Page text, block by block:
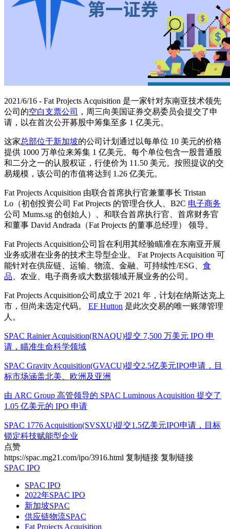
2021/6/16 - Fat Projects Acquisition 是一家针对东南亚技术领先
公司的空白支票公司
，周三向美国证券交易委员会提交了申
请，以在首次公开募股中筹集至多 1 亿美元。
这家总部位于新加坡的公司计划通过以每单位 10 美元的价格
提供 1000 万单位来筹集 1 亿美元。每个单位包含一股普通股
和二分之一的认股权证，行使价为 11.50 美元。按照提议的交
易规模，该公司的市值将达到 1.26 亿美元。
Fat Projects Acquisition 由联合首席执行官兼董事长 Tristan
Lo（初创投资公司 Fat Projects 的管理合伙人、B2C 电子商务
公司 Mums.sg 的创始人）、和联合首席执行官、首席财务官
和董事 David Andrada（Fat Projects 的董事总经理） 领导。
Fat Projects Acquisition公司旨在利用其经验瞄准在东南亚开展
业务或潜在业务的技术主导型企业。 Fat Projects Acquisition 可
能针对在供应链、运输、物流、金融、可持续性/ESG、 食
品 、农业、电子商务或大数据领域开展业务的公司。
Fat Projects Acquisition公司成立于 2021 年，计划在纳斯达克上
市，但尚未选定代码。 EF Hutton 是此次交易的唯一账簿管理
人。
SPAC Rainier Acquisition(RNAQU)提交 7,500 万美元 IPO 申
请，瞄准生命科学领域
SPAC Gravity Acquisition(GVACU)提交2.5亿美元IPO申请，目
标市场涵盖北美、欧洲及亚洲
由 ARC Group 高管领导的 SPAC Luminous Acquisition 提交了
1.05 亿美元的 IPO 申请
SPAC 1776 Acquisition(SVSXU)提交1.5亿美元IPO申请，目标
锁定科技赋能型企业
点赞
https://spac.mg21.com/ipo/3916.html 复制链接 复制链接
SPAC IPO
SPAC IPO
2022年SPAC IPO
新加坡SPAC
供应链物流SPAC
Fat Projects Acquisition